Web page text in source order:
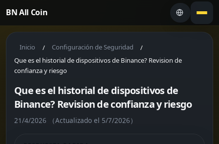
BN All Coin
Inicio / Configuración de Seguridad /
Que es el historial de dispositivos de Binance? Revision de
confianza y riesgo
Que es el historial de dispositivos de
Binance? Revision de confianza y riesgo
21/4/2026 （Actualizado el 5/7/2026）